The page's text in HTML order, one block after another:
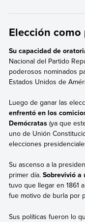
Elección
Su capacidad de
Nacional del Partido
poderosos nominados
Estados Unidos de
Luego de ganar las
enfrentó en los
Demócratas(ya que
uno de Unión
elecciones
Su ascenso a la
primer día. Sobrevivió a
tuvo que llegar en 1861
fue motivo de burla por
Sus políticas fueron lo